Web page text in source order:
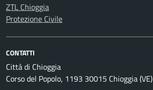
ZTL Chioggia
Protezione Civile
CONTATTI
Città di Chioggia
Corso del Popolo, 1193 30015 Chioggia (VE)